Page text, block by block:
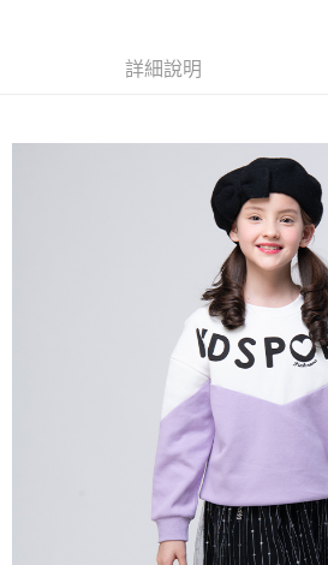
每筆NT$80，滿NT$2,000(含以上)免運費
每筆NT$80，滿NT$2,000(含以上)免運費
詳細說明